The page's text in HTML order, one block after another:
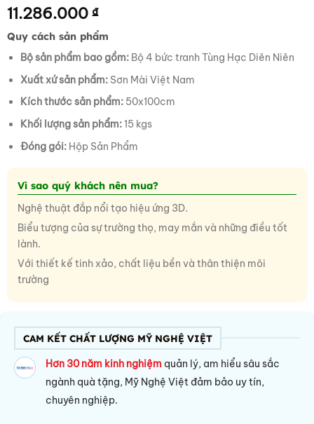
11.286.000 ₫
Quy cách sản phẩm
Bộ sản phẩm bao gồm:Bộ 4 bức tranh Tùng Hạc Diên Niên
Xuất xứ sản phẩm:Sơn Mài Việt Nam
Kích thước sản phẩm:50x100cm
Khối lượng sản phẩm:15 kgs
Đóng gói:Hộp Sản Phẩm
Vì sao quý khách nên mua?
Nghệ thuật đắp nổi tạo hiệu ứng 3D.
Biểu tượng của sự trường thọ, may mắn và những điều tốt
lành.
Với thiết kế tinh xảo, chất liệu bền và thân thiện môi
trường
CAM KẾT CHẤT LƯỢNG MỸ NGHỆ VIỆT
Hơn 30 năm kinh nghiệm quản lý, am hiểu sâu sắc
ngành quà tặng, Mỹ Nghệ Việt đảm bảo uy tín,
chuyên nghiệp.